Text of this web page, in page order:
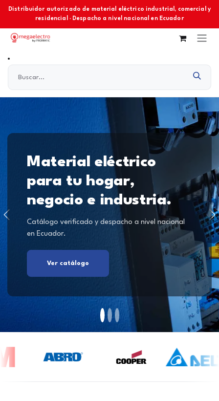
Ir al contenido
Distribuidor autorizado de material eléctrico industrial, comercial y
residencial · Despacho a nivel nacional en Ecuador
Material eléctrico
para tu hogar,
negocio e industria.
Catálogo verificado y despacho a nivel nacional
en Ecuador.
Ver catálogo